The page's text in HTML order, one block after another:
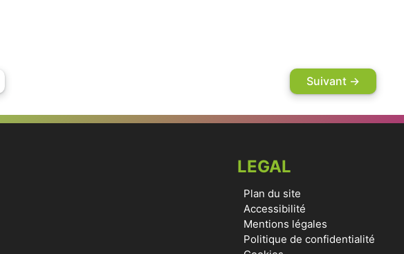
Suivant →
LEGAL
Plan du site
Accessibilité
Mentions légales
Politique de confidentialité